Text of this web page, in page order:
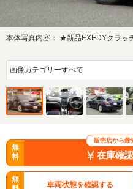
本体写真内容： ★新品EXEDYクラッ
販売店から最
無
料
在庫確
無
車両状態を確認する